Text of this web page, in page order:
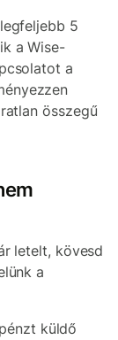
5
a Wise-
a
összegű
letelt, kövesd
a
küldő